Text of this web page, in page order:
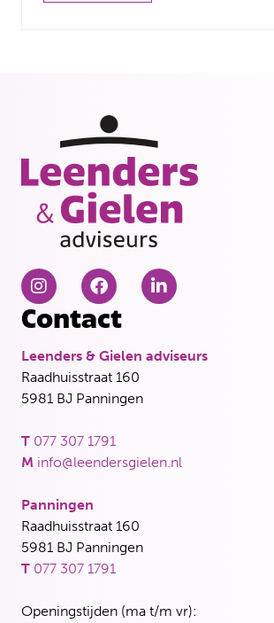
Contact
Leenders & Gielen adviseurs
Raadhuisstraat 160
5981 BJ Panningen
T 077 307 1791
M info@leendersgielen.nl
Panningen
Raadhuisstraat 160
5981 BJ Panningen
T 077 307 1791
Openingstijden (ma t/m vr):